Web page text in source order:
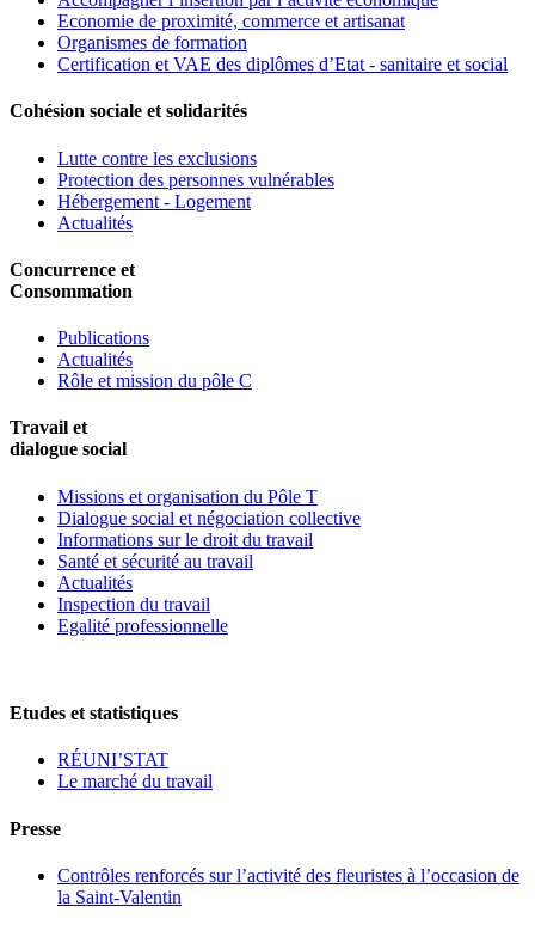
Economie de proximité, commerce et artisanat
Organismes de formation
Certification et VAE des diplômes d’Etat - sanitaire et social
Cohésion sociale et solidarités
Lutte contre les exclusions
Protection des personnes vulnérables
Hébergement - Logement
Actualités
Concurrence et
Consommation
Publications
Actualités
Rôle et mission du pôle C
Travail et
dialogue social
Missions et organisation du Pôle T
Dialogue social et négociation collective
Informations sur le droit du travail
Santé et sécurité au travail
Actualités
Inspection du travail
Egalité professionnelle
Etudes et statistiques
RÉUNI’STAT
Le marché du travail
Presse
Contrôles renforcés sur l’activité des fleuristes à l’occasion de
la Saint-Valentin